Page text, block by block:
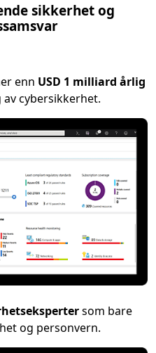
sikkerhet og
enn USD 1 milliard årlig
cybersikkerhet.
som bare
og personvern.